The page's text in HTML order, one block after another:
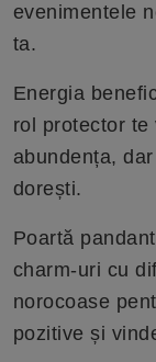
evenimentele
ta.
Energia
rol protector
abundența,
dorești.
Poartă
charm-uri cu
norocoase
pozitive și